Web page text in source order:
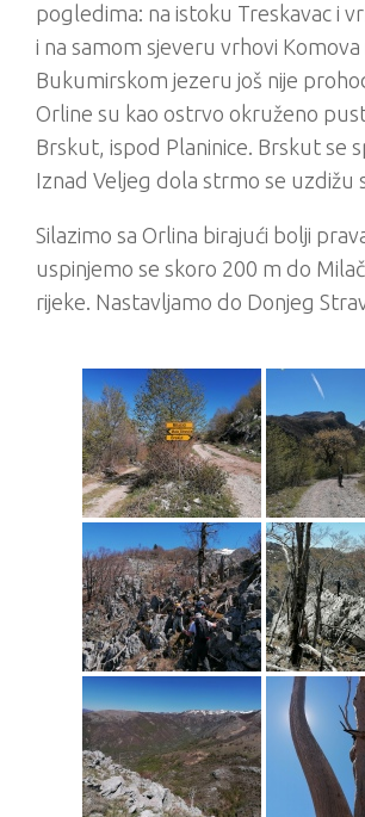
pogledima: na istoku Treskavac i
i na samom sjeveru vrhovi
Bukumirskom jezeru još nije
Orline su kao ostrvo okruženo
Brskut, ispod Planinice. Brskut se
Iznad Veljeg dola strmo se uzdižu
Silazimo sa Orlina birajući bolji
uspinjemo se skoro 200 m do
rijeke. Nastavljamo do Donjeg